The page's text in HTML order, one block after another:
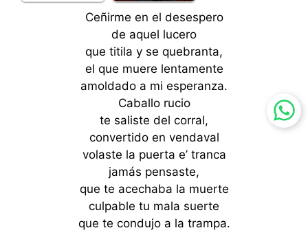
Ceñirme en el desespero
de aquel lucero
que titila y se quebranta,
el que muere lentamente
amoldado a mi esperanza.
Caballo rucio
te saliste del corral,
convertido en vendaval
volaste la puerta e’ tranca
jamás pensaste,
que te acechaba la muerte
culpable tu mala suerte
que te condujo a la trampa.